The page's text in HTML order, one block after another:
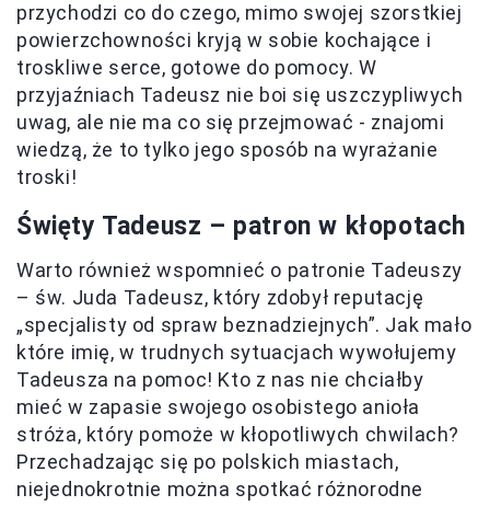
przychodzi co do czego, mimo swojej szorstkiej
powierzchowności kryją w sobie kochające i
troskliwe serce, gotowe do pomocy. W
przyjaźniach Tadeusz nie boi się uszczypliwych
uwag, ale nie ma co się przejmować - znajomi
wiedzą, że to tylko jego sposób na wyrażanie
troski!
Święty Tadeusz – patron w kłopotach
Warto również wspomnieć o patronie Tadeuszy
– św. Juda Tadeusz, który zdobył reputację
„specjalisty od spraw beznadziejnych”. Jak mało
które imię, w trudnych sytuacjach wywołujemy
Tadeusza na pomoc! Kto z nas nie chciałby
mieć w zapasie swojego osobistego anioła
stróża, który pomoże w kłopotliwych chwilach?
Przechadzając się po polskich miastach,
niejednokrotnie można spotkać różnorodne